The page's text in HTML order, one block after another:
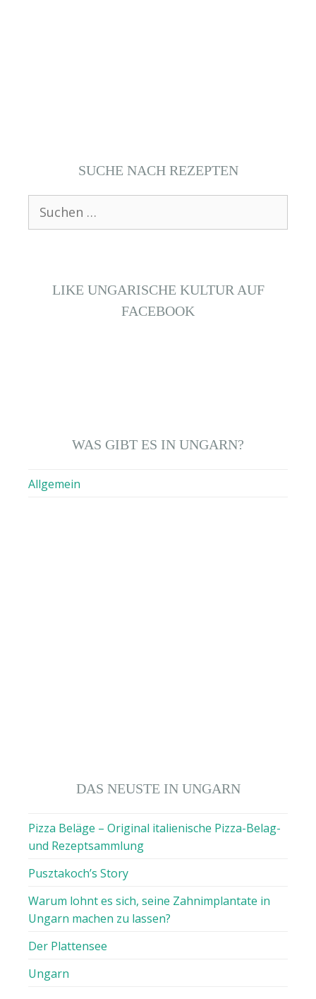
SUCHE NACH REZEPTEN
nach:
LIKE UNGARISCHE KULTUR AUF
FACEBOOK
WAS GIBT ES IN UNGARN?
Allgemein
DAS NEUSTE IN UNGARN
Pizza Beläge – Original italienische Pizza-Belag-
und Rezeptsammlung
Pusztakoch’s Story
Warum lohnt es sich, seine Zahnimplantate in
Ungarn machen zu lassen?
Der Plattensee
Ungarn